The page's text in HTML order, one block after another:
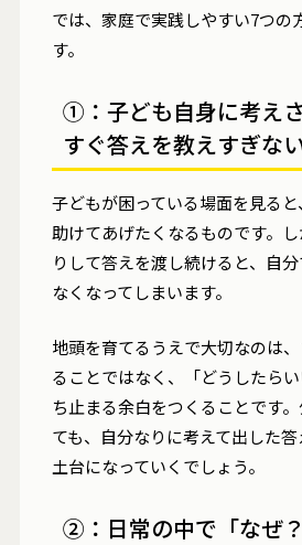
では、家庭で実践しやすい7つの
す。
①：子ども自身に考えさ
すぐ答えを教えすぎな
子どもが困っている場面を見る
助けてあげたくなるものです。
りして答えを渡し続けると、自
なくなってしまいます。
地頭を育てるうえで大切なのは
ることではなく、「どうしたら
ち止まる余白をつくることです
ても、自分なりに考えて出した
土台になっていくでしょう。
②：日常の中で「なぜ